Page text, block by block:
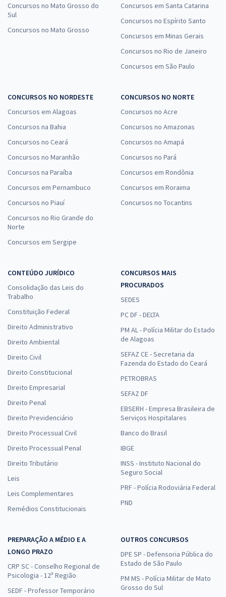
Concursos no Mato Grosso do
Sul
Concursos no Mato Grosso
Concursos em Santa Catarina
Concursos no Espírito Santo
Concursos em Minas Gerais
Concursos no Rio de Janeiro
Concursos em São Paulo
CONCURSOS NO NORDESTE
Concursos em Alagoas
Concursos na Bahia
Concursos no Ceará
Concursos no Maranhão
Concursos na Paraíba
Concursos em Pernambuco
Concursos no Piauí
Concursos no Rio Grande do
Norte
Concursos em Sergipe
CONCURSOS NO NORTE
Concursos no Acre
Concursos no Amazonas
Concursos no Amapá
Concursos no Pará
Concursos em Rondônia
Concursos em Roraima
Concursos no Tocantins
CONTEÚDO JURÍDICO
Consolidação das Leis do
Trabalho
Constituição Federal
Direito Administrativo
Direito Ambiental
Direito Civil
Direito Constitucional
Direito Empresarial
Direito Penal
Direito Previdenciário
Direito Processual Civil
Direito Processual Penal
Direito Tributário
Leis
Leis Complementares
Remédios Constitucionais
CONCURSOS MAIS
PROCURADOS
SEDES
PC DF - DELTA
PM AL - Polícia Militar do Estado
de Alagoas
SEFAZ CE - Secretaria da
Fazenda do Estado do Ceará
PETROBRAS
SEFAZ DF
EBSERH - Empresa Brasileira de
Serviços Hospitalares
Banco do Brasil
IBGE
INSS - Instituto Nacional do
Seguro Social
PRF - Polícia Rodoviária Federal
PND
PREPARAÇÃO A MÉDIO E A
LONGO PRAZO
CRP SC - Conselho Regional de
Psicologia - 12ª Região
SEDF - Professor Temporário
OUTROS CONCURSOS
DPE SP - Defensoria Pública do
Estado de São Paulo
PM MS - Polícia Militar de Mato
Grosso do Sul